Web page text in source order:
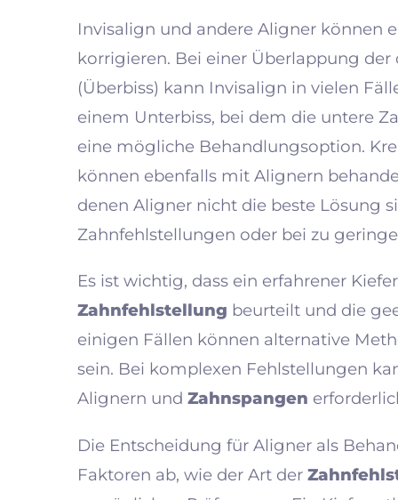
Invisalign und andere Aligner können
korrigieren. Bei einer Überlappung
(Überbiss) kann Invisalign in vielen
einem Unterbiss, bei dem die untere
eine mögliche Behandlungsoption.
können ebenfalls mit Alignern
denen Aligner nicht die beste Lösung
Zahnfehlstellungen oder bei zu
Es ist wichtig, dass ein erfahrener
Zahnfehlstellung beurteilt und die
einigen Fällen können alternative
sein. Bei komplexen Fehlstellungen
Alignern und Zahnspangen
Die Entscheidung für Aligner als
Faktoren ab, wie der Art der